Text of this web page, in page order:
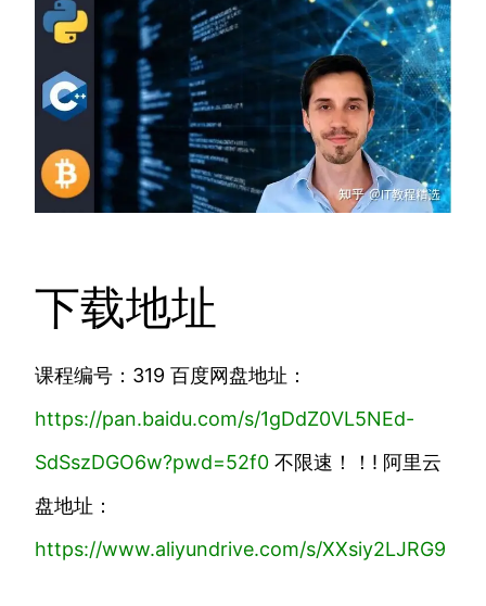
下载地址
课程编号：319 百度网盘地址：
https://pan.baidu.com/s/1gDdZ0VL5NEd-
SdSszDGO6w?pwd=52f0 不限速！！! 阿里云
盘地址：
https://www.aliyundrive.com/s/XXsiy2LJRG9